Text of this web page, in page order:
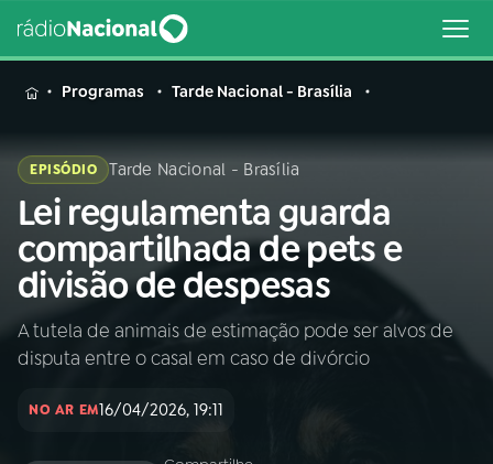
MENU
Buscar
na
Rádio
Nacional
Buscar
AO VIVO
INÍCIO
Programas Tarde Nacional - Brasília
EPISÓDIO Tarde Nacional - Brasília
Lei regulamenta guarda
compartilhada de pets e
divisão de despesas
A tutela de animais de estimação pode ser alvos de
disputa entre o casal em caso de divórcio
NO AR EM16/04/2026, 19:11